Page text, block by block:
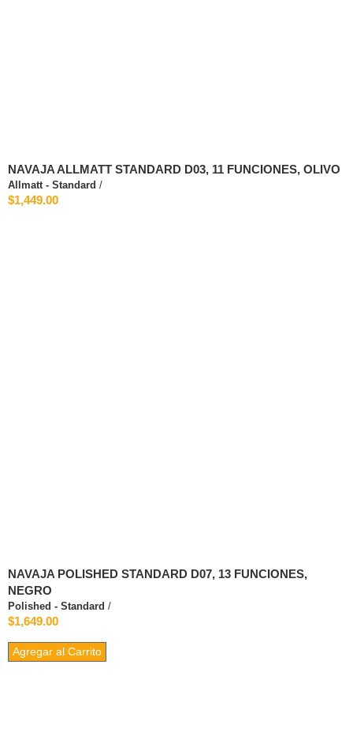
NAVAJA ALLMATT STANDARD D03, 11 FUNCIONES, OLIVO
Allmatt - Standard /
$1,449.00
NAVAJA POLISHED STANDARD D07, 13 FUNCIONES,
NEGRO
Polished - Standard /
$1,649.00
Agregar al Carrito